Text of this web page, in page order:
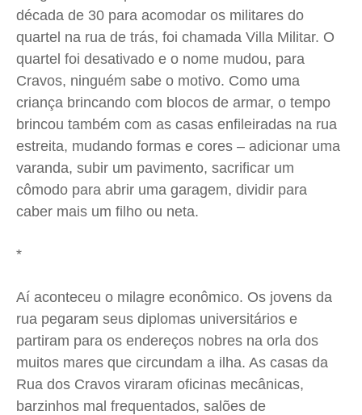
década de 30 para acomodar os militares do
quartel na rua de trás, foi chamada Villa Militar. O
quartel foi desativado e o nome mudou, para
Cravos, ninguém sabe o motivo. Como uma
criança brincando com blocos de armar, o tempo
brincou também com as casas enfileiradas na rua
estreita, mudando formas e cores – adicionar uma
varanda, subir um pavimento, sacrificar um
cômodo para abrir uma garagem, dividir para
caber mais um filho ou neta.
*
Aí aconteceu o milagre econômico. Os jovens da
rua pegaram seus diplomas universitários e
partiram para os endereços nobres na orla dos
muitos mares que circundam a ilha. As casas da
Rua dos Cravos viraram oficinas mecânicas,
barzinhos mal frequentados, salões de